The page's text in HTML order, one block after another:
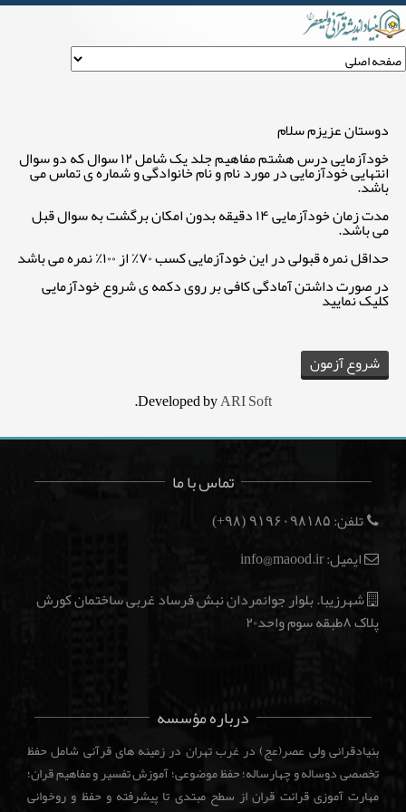
دوستان عزیزم سلام
خودآزمایی درس هشتم مفاهیم جلد یک شامل ۱۲ سوال که دو سوال
انتهایی خودآزمایی در مورد نام و نام خانوادگی و شماره ی تماس می
باشد.
مدت زمان خودآزمایی ۱۴ دقیقه بدون امکان برگشت به سوال قبل
می باشد.
حداقل نمره قبولی در این خودآزمایی کسب ۷۰٪ از ۱۰۰٪ نمره می باشد
در صورت داشتن آمادگی کافی بر روی دکمه ی شروع خودآزمایی
کلیک نمایید
Developed byARI Soft
.
تماس با ما
تلفن: ۹۱۹۶۰۹۸۱۸۵ (۹۸+)
ایمیل: info@maood.ir
شهرزیبا. بلوار جوانمردان نبش فرساد غربی ساختمان کورش
پلاک ۸طبقه سوم واحد۲۰
درباره مؤسسه
بنیادقرانی ولی عصر(عج) در غرب تهران در زمینه های قرآنی شامل حفظ
تخصصی دوساله و چهارساله؛ حفظ موضوعی؛ آموزش تفسیر و مفاهیم قران؛
مهارت آموزی قرائت قران از سطح مبتدی تا پیشرفته و حفظ و روخوانی